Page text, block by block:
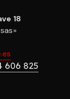
18
606 825